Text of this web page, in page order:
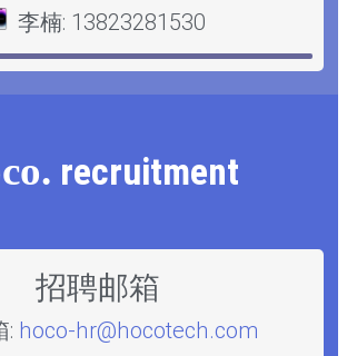
李楠: 13823281530
recruitment
招聘邮箱
: hoco-hr@hocotech.com